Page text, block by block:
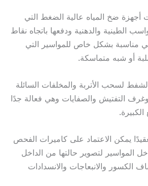
أجهزة ضخ المياه عالية الضغط التي
الطينية والدهنية ودفعها باتجاه نقاط
مناسبة بشكل خاص للمواسير التي
أو شبه متماسكة.
لسحب الأتربة والمخلفات السائلة
التفتيش والصفايات وهي فعالة جدًا
يمكن الاعتماد على كاميرات الفحص
المواسير لتصوير حالتها من الداخل
الكسور والانبعاجات والانسدادات